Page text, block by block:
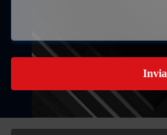
Invia